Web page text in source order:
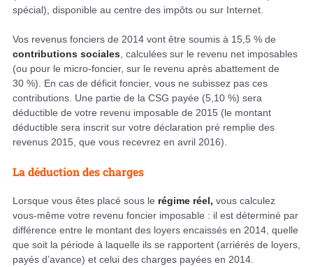
spécial), disponible au centre des impôts ou sur Internet.
Vos revenus fonciers de 2014 vont être soumis à 15,5 % de
contributions sociales , calculées sur le revenu net imposables
(ou pour le micro-foncier, sur le revenu après abattement de
30 %). En cas de déficit foncier, vous ne subissez pas ces
contributions. Une partie de la CSG payée (5,10 %) sera
déductible de votre revenu imposable de 2015 (le montant
déductible sera inscrit sur votre déclaration pré remplie des
revenus 2015, que vous recevrez en avril 2016).
La déduction des charges
Lorsque vous êtes placé sous le régime réel, vous calculez
vous-même votre revenu foncier imposable : il est déterminé par
différence entre le montant des loyers encaissés en 2014, quelle
que soit la période à laquelle ils se rapportent (arriérés de loyers,
payés d’avance) et celui des charges payées en 2014.